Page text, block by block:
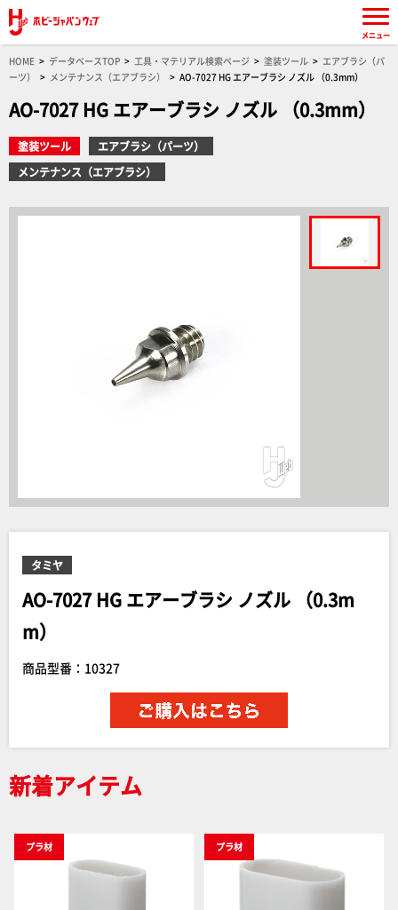
HOME データベースTOP 工具・マテリアル検索ページ 塗装ツール
エアブラシ（パ
ーツ）
メンテナンス（エアブラシ） AO-7027 HG エアーブラシ ノズル （0.3mm）
AO-7027 HG エアーブラシ ノズル （0.3mm）
塗装ツール
エアブラシ（パーツ）
メンテナンス（エアブラシ）
タミヤ
AO-7027 HG エアーブラシ ノズル （0.3m
m）
商品型番：10327
新着アイテム
プラ材 プラ材
メニュー